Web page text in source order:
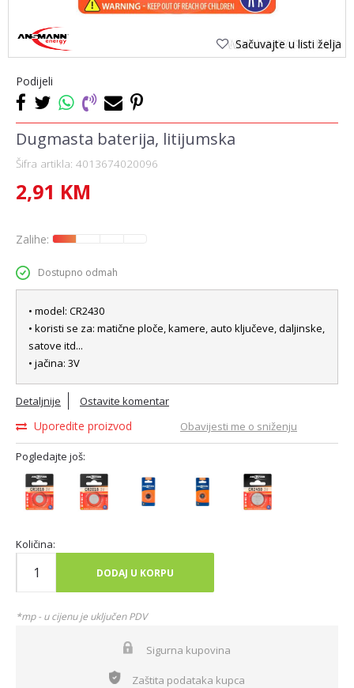
Sačuvajte u listi želja
Podijeli
Dugmasta baterija, litijumska
Šifra artikla: 4013674020096
2,91 KM
Zalihe:
Dostupno odmah
• model: CR2430
• koristi se za: matične ploče, kamere, auto ključeve, daljinske,
satove itd...
• jačina: 3V
Detaljnije Ostavite komentar
Uporedite proizvod Obavijesti me o sniženju
Pogledajte još:
Količina:
DODAJ U KORPU
*mp - u cijenu je uključen PDV
Sigurna kupovina
Zaštita podataka kupca